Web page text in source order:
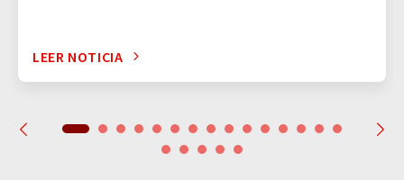
LEER NOTICIA